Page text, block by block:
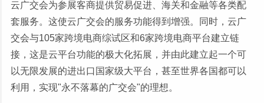
云广交会为参展客商提供贸易促进、海关和金融等各类配
套服务。这使云广交会的服务功能得到增强。同时，云广
交会与105家跨境电商综试区和6家跨境电商平台建立链
接，这是云平台功能的极大化拓展，并由此建立起一个可
以无限发展的进出口国家级大平台，甚至世界各国都可以
利用，实现"永不落幕的广交会"的理想。